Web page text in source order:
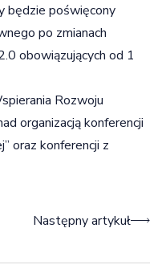
będzie poświęcony
po zmianach
obowiązujących od 1
Rozwoju
organizacją konferencji
oraz konferencji z
Następny artykuł